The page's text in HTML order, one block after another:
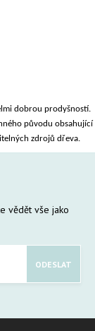
dobrou prodyšností.
původu obsahující
zdrojů dřeva.
vědět vše jako